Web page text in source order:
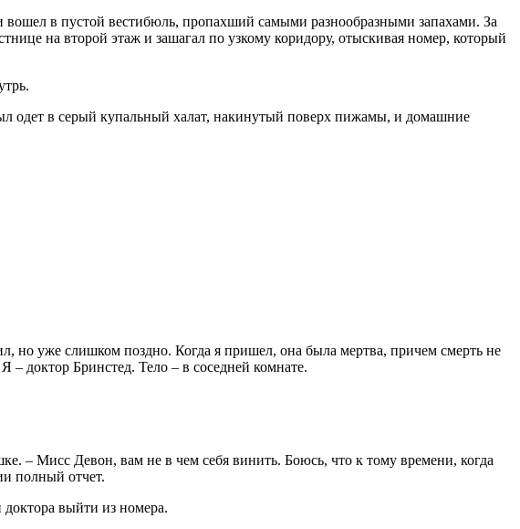
в пустой вестибюль, пропахший самыми разнообразными запахами. За
на второй этаж и зашагал по узкому коридору, отыскивая номер, который
одет в серый купальный халат, накинутый поверх пижамы, и домашние
но уже слишком поздно. Когда я пришел, она была мертва, причем смерть не
доктор Бринстед. Тело – в соседней комнате.
– Мисс Девон, вам не в чем себя винить. Боюсь, что к тому времени, когда
полный отчет.
выйти из номера.